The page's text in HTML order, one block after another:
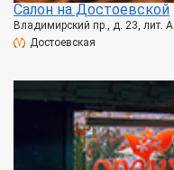
Салон на Достоевской
Владимирский пр., д. 23, лит. А
Достоевская